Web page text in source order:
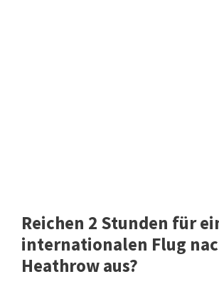
Reichen 2 Stunden für
internationalen Flug
Heathrow aus?